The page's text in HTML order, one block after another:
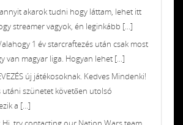
annyit akarok tudni hogy láttam, lehet itt
streamer vagyok, én leginkább [...]
1 év starcraftezés után csak most
van magyar liga. Hogyan lehet [...]
új játékosoknak. Kedves Mindenki!
szünetet követően utolsó
a [...]